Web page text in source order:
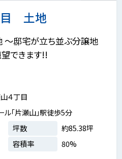
目 土地
～邸宅が立ち並ぶ分譲地
できます!!
４丁目
ル「片瀬山」駅徒歩5分
坪数
約85.38坪
容積率 80%